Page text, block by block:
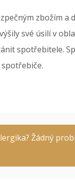
zbožím a
své úsilí v
spotřebitele.
Žádný